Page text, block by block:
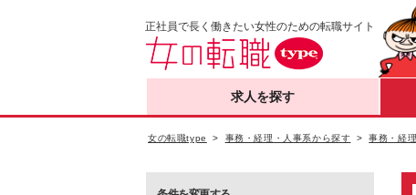
正社員で長く働きたい女性のための転職サイト
求人を探す
女の転職type 事務・経理・人事系から探す 事務・経